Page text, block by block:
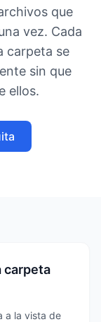
que
vez. Cada
carpeta se
sin que
ellos.
carpeta
a la vista de